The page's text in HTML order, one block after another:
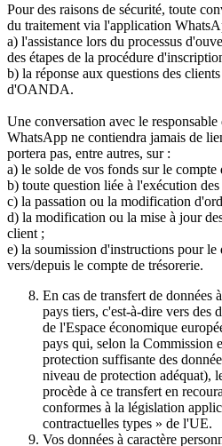
Pour des raisons de sécurité, toute
du traitement via l'application
a) l'assistance lors du processus
des étapes de la procédure
b) la réponse aux questions des
d'OANDA.
Une conversation avec le
WhatsApp ne contiendra jamais de
portera pas, entre autres, sur :
a) le solde de vos fonds sur le compte
b) toute question liée à l'exécution des
c) la passation ou la modification
d) la modification ou la mise à jour
client ;
e) la soumission d'instructions pour
vers/depuis le compte de trésorerie.
En cas de transfert de données
pays tiers, c'est-à-dire vers des
de l'Espace économique
pays qui, selon la Commission
protection suffisante des
niveau de protection adéquat),
procède à ce transfert en
conformes à la législation
contractuelles types » de l'UE.
Vos données à caractère